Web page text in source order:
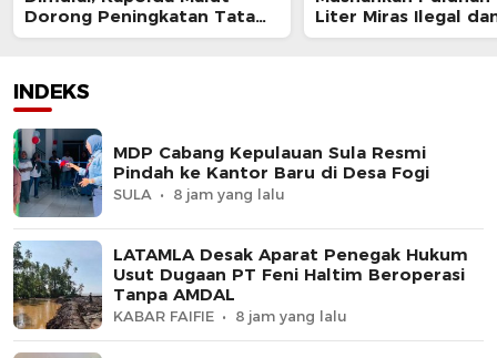
Dorong Peningkatan Tata
Kelola Organisasi yang
Liter Miras Ilegal
Bongkar Jaringan
INDEKS
MDP Cabang Kepulauan Sula Resmi
Pindah ke Kantor Baru di Desa Fogi
SULA 8 jam yang lalu
LATAMLA Desak Aparat Penegak Hukum
Usut Dugaan PT Feni Haltim Beroperasi
Tanpa AMDAL
KABAR FAIFIE 8 jam yang lalu